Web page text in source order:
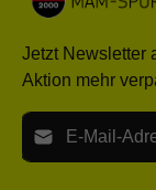
Jetzt Newsletter
Aktion mehr
E-Mail-Adresse*